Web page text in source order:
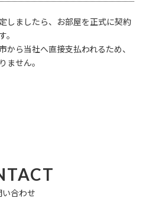
しましたら、お部屋を正式に契約
。
から当社へ直接支払われるため、
ません。
い合わせ